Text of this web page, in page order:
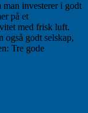
man investerer i godt
på et
med frisk luft.
også godt selskap,
Tre gode